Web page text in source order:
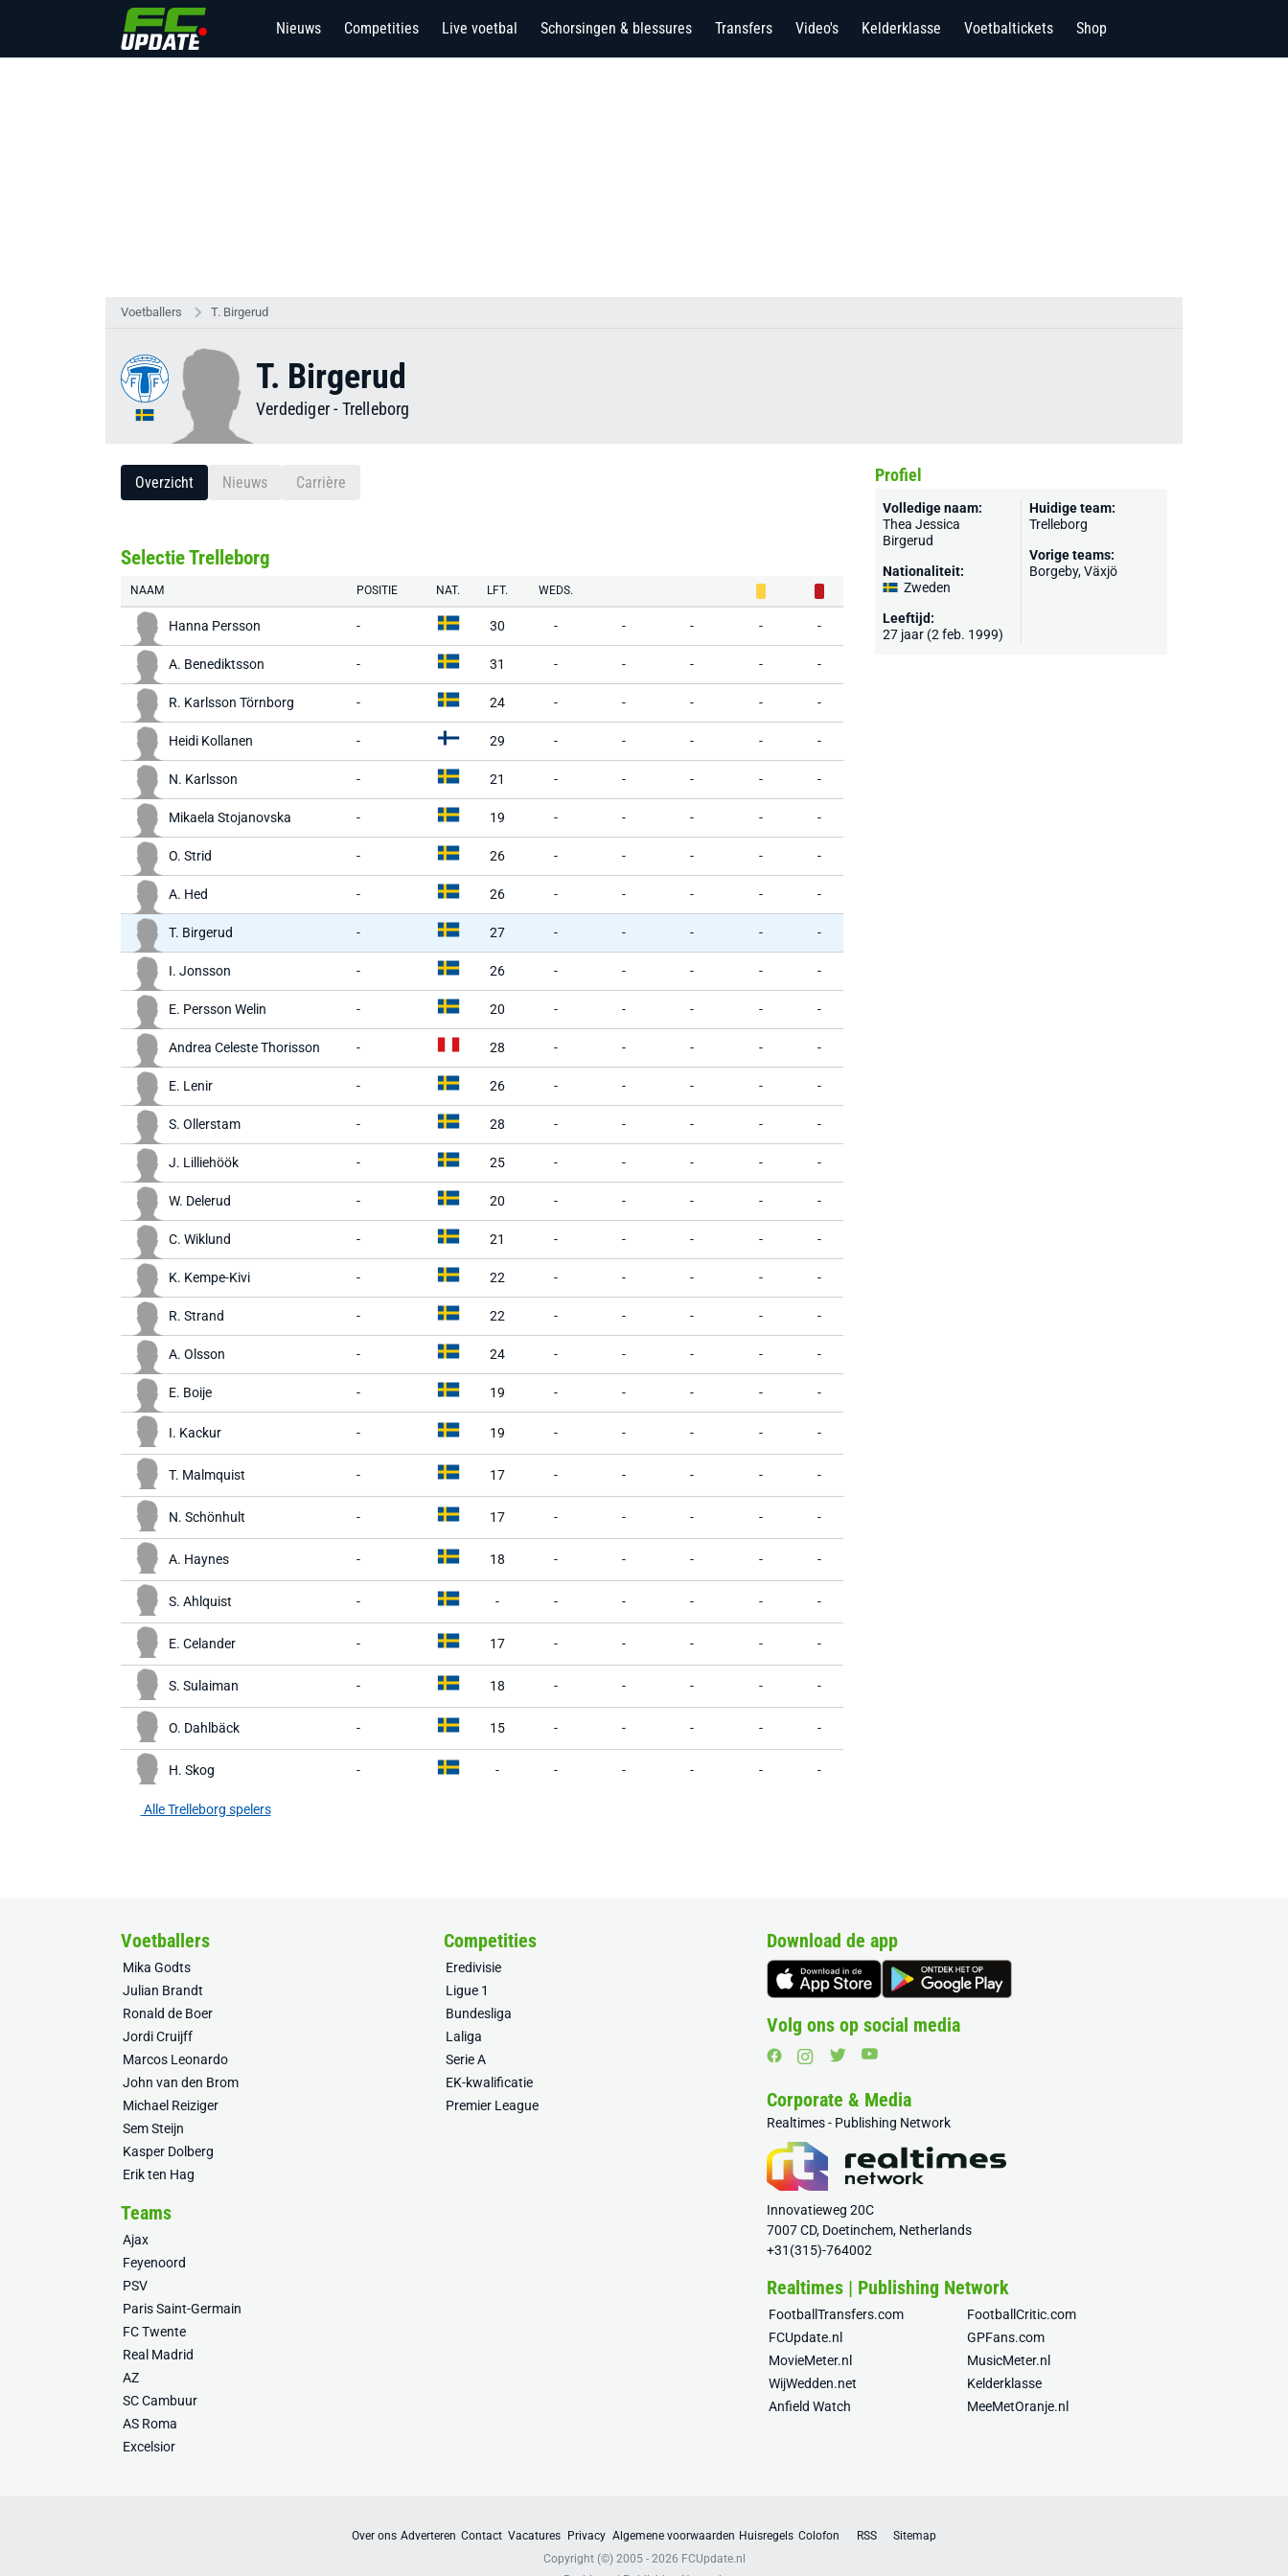
Nieuws Competities Live voetbal Schorsingen & blessures Transfers Video's Kelderklasse Voetbaltickets Shop
Voetballers T. Birgerud
T. Birgerud
Verdediger- Trelleborg
Overzicht Nieuws Carrière
Selectie Trelleborg
NAAM POSITIE NAT. LFT. WEDS.
Hanna Persson - 30 - - - - -
A. Benediktsson - 31 - - - - -
R. Karlsson Törnborg - 24 - - - - -
Heidi Kollanen - 29 - - - - -
N. Karlsson - 21 - - - - -
Mikaela Stojanovska - 19 - - - - -
O. Strid - 26 - - - - -
A. Hed - 26 - - - - -
T. Birgerud - 27 - - - - -
I. Jonsson - 26 - - - - -
E. Persson Welin - 20 - - - - -
Andrea Celeste Thorisson - 28 - - - - -
E. Lenir - 26 - - - - -
S. Ollerstam - 28 - - - - -
J. Lilliehöök - 25 - - - - -
W. Delerud - 20 - - - - -
C. Wiklund - 21 - - - - -
K. Kempe-Kivi - 22 - - - - -
R. Strand - 22 - - - - -
A. Olsson - 24 - - - - -
E. Boije - 19 - - - - -
I. Kackur - 19 - - - - -
T. Malmquist - 17 - - - - -
N. Schönhult - 17 - - - - -
A. Haynes - 18 - - - - -
S. Ahlquist - - - - - - -
E. Celander - 17 - - - - -
S. Sulaiman - 18 - - - - -
O. Dahlbäck - 15 - - - - -
H. Skog - - - - - - -
Alle Trelleborg spelers
Profiel
Volledige naam:
Thea Jessica
Birgerud
Nationaliteit:
Zweden
Leeftijd:
27 jaar (2 feb. 1999)
Huidige team:
Trelleborg
Vorige teams:
Borgeby, Växjö
Voetballers
Mika Godts
Julian Brandt
Ronald de Boer
Jordi Cruijff
Marcos Leonardo
John van den Brom
Michael Reiziger
Sem Steijn
Kasper Dolberg
Erik ten Hag
Competities
Eredivisie
Ligue 1
Bundesliga
Laliga
Serie A
EK-kwalificatie
Premier League
Teams
Ajax
Feyenoord
PSV
Paris Saint-Germain
FC Twente
Real Madrid
AZ
SC Cambuur
AS Roma
Excelsior
Download de app
Volg ons op social media
Corporate & Media
Realtimes - Publishing Network
Innovatieweg 20C
7007 CD, Doetinchem, Netherlands
+31(315)-764002
Realtimes | Publishing Network
FootballTransfers.com
FootballCritic.com
FCUpdate.nl
GPFans.com
MovieMeter.nl
MusicMeter.nl
WijWedden.net
Kelderklasse
Anfield Watch
MeeMetOranje.nl
Over ons Adverteren Contact Vacatures Privacy Algemene voorwaarden Huisregels Colofon RSS
Sitemap
Copyright (©) 2005 - 2026 FCUpdate.nl